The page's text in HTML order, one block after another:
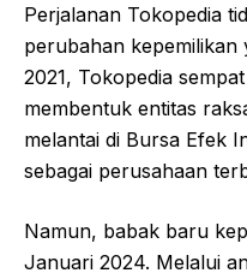
Perjalanan Tokopedia
perubahan kepemilikan
2021, Tokopedia
membentuk entitas
melantai di Bursa Efek
sebagai perusahaan
Namun, babak baru
Januari 2024. Melalui